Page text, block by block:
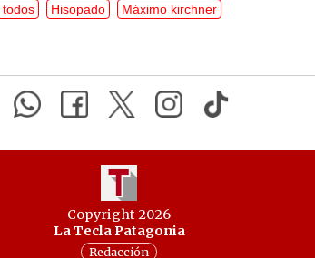
todos Hisopado
Máximo kirchner
Copyright 2026
La Tecla Patagonia
Redacción